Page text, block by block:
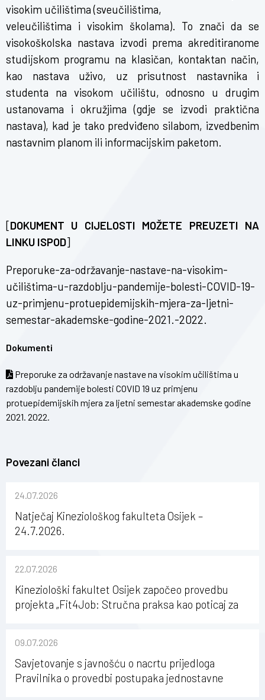
visokim učilištima (sveučilištima,
veleučilištima i visokim školama). To znači da se
visokoškolska nastava izvodi prema akreditiranome
studijskom programu na klasičan, kontaktan način,
kao nastava uživo, uz prisutnost nastavnika i
studenta na visokom učilištu, odnosno u drugim
ustanovama i okružjima (gdje se izvodi praktična
nastava), kad je tako predviđeno silabom, izvedbenim
nastavnim planom ili informacijskim paketom.
[DOKUMENT U CIJELOSTI MOŽETE PREUZETI NA
LINKU ISPOD]
Preporuke-za-održavanje-nastave-na-visokim-
učilištima-u-razdoblju-pandemije-bolesti-COVID-19-
uz-primjenu-protuepidemijskih-mjera-za-ljetni-
semestar-akademske-godine-2021.-2022.
Dokumenti
Preporuke za održavanje nastave na visokim učilištima u
razdoblju pandemije bolesti COVID 19 uz primjenu
protuepidemijskih mjera za ljetni semestar akademske godine
2021. 2022.
Povezani članci
24.07.2026
Natječaj Kineziološkog fakulteta Osijek –
24.7.2026.
22.07.2026
Kineziološki fakultet Osijek započeo provedbu
projekta „Fit4Job: Stručna praksa kao poticaj za
09.07.2026
Savjetovanje s javnošću o nacrtu prijedloga
Pravilnika o provedbi postupaka jednostavne